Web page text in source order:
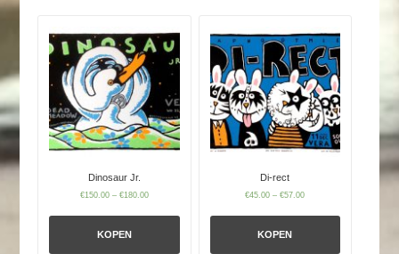
Dinosaur Jr.
€150.00 –€180.00
KOPEN
Di-rect
€45.00 –€57.00
KOPEN